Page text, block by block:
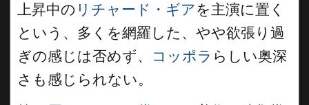
上昇中の リチャード・ギアを主演に置く
という、多くを網羅した、やや欲張り過
ぎの感じは否めず、
コッポラ らしい奥深
さも感じられない。